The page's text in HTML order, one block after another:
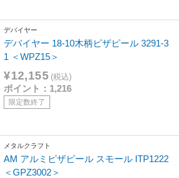
デバイヤー
デバイヤー 18-10木柄ピザピール 3291-3
1 ＜WPZ15＞
¥12,155 (税込)
ポイント：1,216
限定数終了
メタルクラフト
AM アルミピザピール スモール ITP1222
＜GPZ3002＞